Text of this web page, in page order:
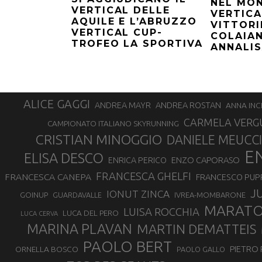
VERTICAL DELLE
AQUILE E L’ABRUZZO
VERTICAL CUP-
TROFEO LA SPORTIVA
NEL
ALICE GAGGI ANDREA MAYR ANDREA ROSTAN ANNA
CAMPIONATO ITALIANO SKYRUNNING CARMELA
CRISTIAN MINOGGIO DANIELE MEUCCI
ELISA DESCO ENRICA PERICO ENZO CAPORASO
FRANCESCA CANEPA FRANCESCA GHELFI FRANCESCO
GOINUP GUARDAVALLE IONUT ZINCA IVREA-MOMBARONE
LUCA CERVA LUCA DEL PERO LUISA ROCCHIA
MARINA PLAVAN MARTIN DEMATTEIS
ORNELLA BOSCO PAOLO BERT PAOLO GALLO PIETRO